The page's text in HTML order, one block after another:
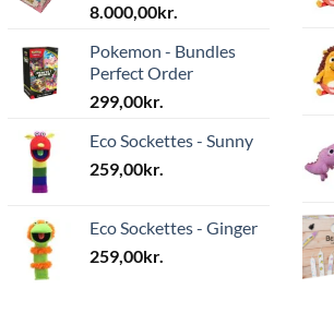
8.000,00kr.
Pokemon - Bundles
Perfect Order
299,00kr.
Eco Sockettes - Sunny
259,00kr.
Eco Sockettes - Ginger
259,00kr.